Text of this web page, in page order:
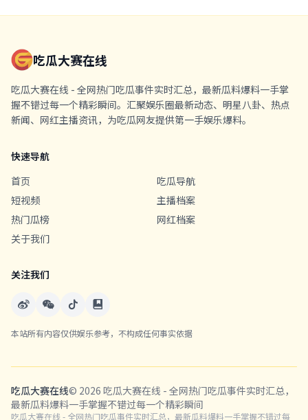
吃瓜大赛在线
吃瓜大赛在线 - 全网热门吃瓜事件实时汇总，最新瓜料爆料一手掌
握不错过每一个精彩瞬间。汇聚娱乐圈最新动态、明星八卦、热点
新闻、网红主播资讯，为吃瓜网友提供第一手娱乐爆料。
快速导航
首页
吃瓜导航
短视频
主播档案
热门瓜榜
网红档案
关于我们
关注我们
本站所有内容仅供娱乐参考，不构成任何事实依据
吃瓜大赛在线© 2026 吃瓜大赛在线 - 全网热门吃瓜事件实时汇总，
最新瓜料爆料一手掌握不错过每一个精彩瞬间
吃瓜大赛在线 - 全网热门吃瓜事件实时汇总，最新瓜料爆料一手掌握不错过每